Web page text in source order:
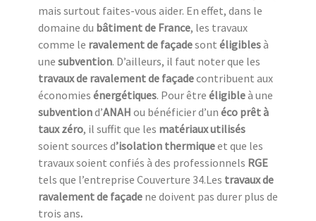
mais surtout faites-vous aider. En effet, dans le
domaine du bâtiment de France, les travaux
comme le ravalement de façadesont éligiblesà
une subvention. D’ailleurs, il faut noter que les
travaux de ravalement de façadecontribuent aux
économies énergétiques. Pour être éligibleà une
subventiond’ANAH ou bénéficier d’un éco prêt à
taux zéro, il suffit que les matériaux utilisés
soient sources d’isolation thermiqueet que les
travaux soient confiés à des professionnels RGE
tels que l’entreprise Couverture 34.Les travaux de
ravalement de façade ne doivent pas durer plus de
trois ans.